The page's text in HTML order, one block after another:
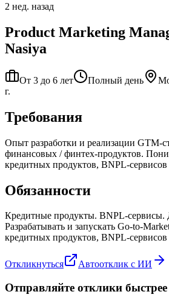
2 нед. назад
Product Marketing
Nasiya
От 3 до 6 лет Полный день
г.
Требования
Опыт разработки и реализации GTM-
финансовых / финтех-продуктов.
кредитных продуктов, BNPL-сервисов
Обязанности
Кредитные продукты. BNPL-сервисы.
Разрабатывать и запускать Go-to-
кредитных продуктов, BNPL-сервисов
Откликнуться Автоотклик с ИИ
Отправляйте отклики быстрее